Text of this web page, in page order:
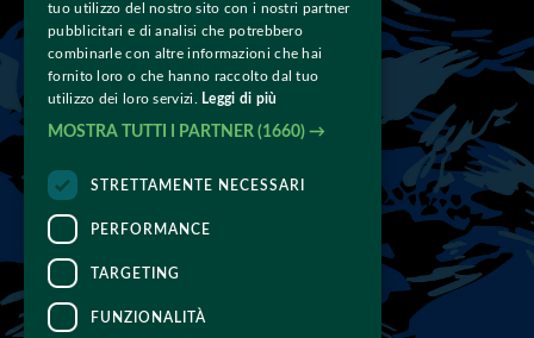
Chiamaci
Tel:393 4605323- 344 1330939
Link rapidi
News- Gallery- Contatti
tuo utilizzo del nostro sito con i nostri partner
pubblicitari e di analisi che potrebbero
combinarle con altre informazioni che hai
fornito loro o che hanno raccolto dal tuo
utilizzo dei loro servizi. Leggi di più
MOSTRA TUTTI I PARTNER (1660) →
STRETTAMENTE NECESSARI
PERFORMANCE
TARGETING
FUNZIONALITÀ